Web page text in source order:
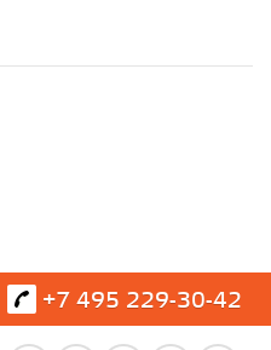
+7 495 229-30-42